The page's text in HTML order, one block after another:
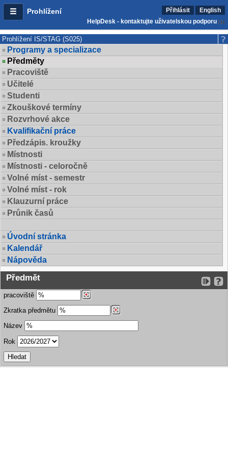
Prohlížení Přihlásit
English
HelpDesk - kontaktujte uživatelskou podporu
Prohlížení IS/STAG (S025)
Programy a specializace
Předměty
Pracoviště
Učitelé
Studenti
Zkouškové termíny
Rozvrhové akce
Kvalifikační práce
Předzápis. kroužky
Místnosti
Místnosti - celoročně
Volné míst - semestr
Volné míst - rok
Klauzurní práce
Průnik časů
Úvodní stránka
Kalendář
Nápověda
Předmět
pracoviště
Zkratka předmětu
Název
Rok